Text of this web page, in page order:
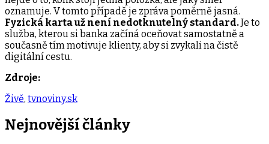
oznamuje. V tomto případě je zpráva poměrně jasná.
Fyzická karta už není nedotknutelný standard.Je to
služba, kterou si banka začíná oceňovat samostatně a
současně tím motivuje klienty, aby si zvykali na čistě
digitální cestu.
Zdroje:
Živě, tvnoviny.sk
Nejnovějšíčlánky